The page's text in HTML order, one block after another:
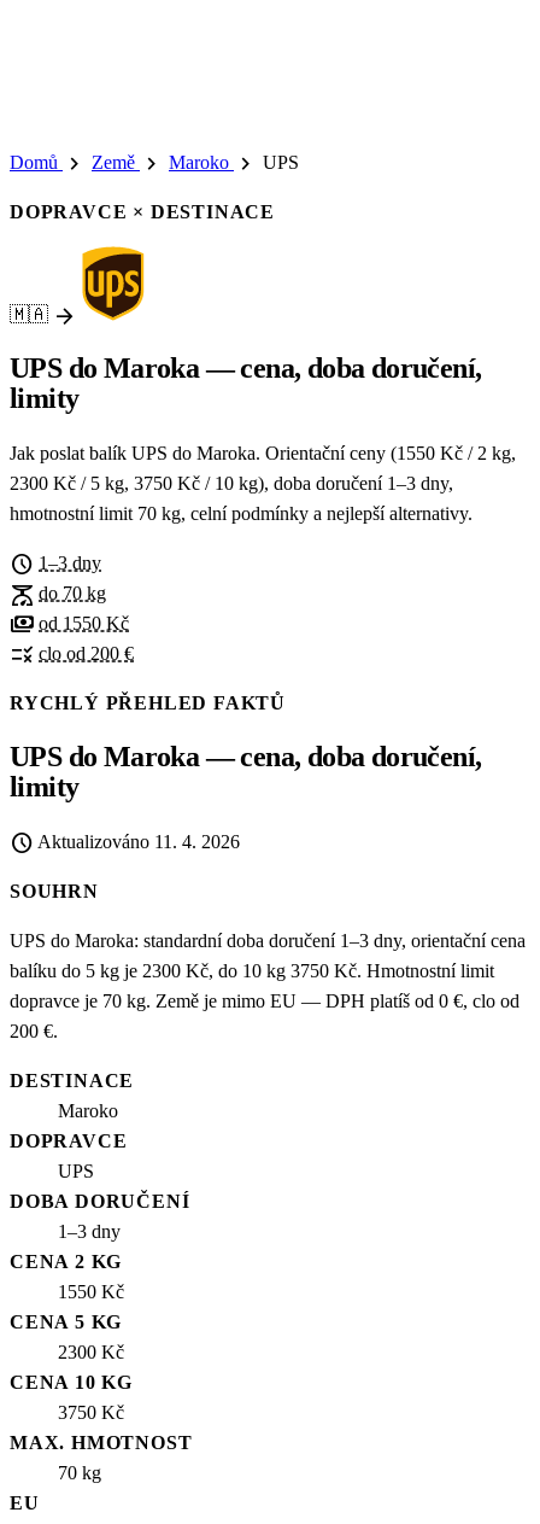
Domů chevron_right Země chevron_right Maroko chevron_right UPS
DOPRAVCE × DESTINACE
🇲🇦 arrow_forward
UPS do Maroka — cena, doba doručení,
limity
Jak poslat balík UPS do Maroka. Orientační ceny (1550 Kč / 2 kg,
2300 Kč / 5 kg, 3750 Kč / 10 kg), doba doručení 1–3 dny,
hmotnostní limit 70 kg, celní podmínky a nejlepší alternativy.
schedule 1–3 dny
scale do 70 kg
payments od 1550 Kč
rule clo od 200 €
RYCHLÝ PŘEHLED FAKTŮ
UPS do Maroka — cena, doba doručení,
limity
schedule Aktualizováno 11. 4. 2026
SOUHRN
UPS do Maroka: standardní doba doručení 1–3 dny, orientační cena
balíku do 5 kg je 2300 Kč, do 10 kg 3750 Kč. Hmotnostní limit
dopravce je 70 kg. Země je mimo EU — DPH platíš od 0 €, clo od
200 €.
DESTINACE
Maroko
DOPRAVCE
UPS
DOBA DORUČENÍ
1–3 dny
CENA 2 KG
1550 Kč
CENA 5 KG
2300 Kč
CENA 10 KG
3750 Kč
MAX. HMOTNOST
70 kg
EU